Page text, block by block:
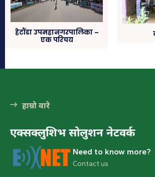
हेटौंडा उपमहानगरपालिका –
एक परिचय
हाम्रो वारे
एक्सक्लुशिभ सोलुशन नेटवर्क
Need to know more?
Contact us